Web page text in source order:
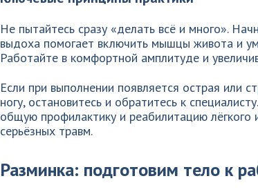
Не пытайтесь сразу «делать всё и много».
выдоха помогает включить мышцы живота и
Работайте в комфортной амплитуде и
Если при выполнении появляется острая или
ногу, остановитесь и обратитесь к
общую профилактику и реабилитацию лёгкого
серьёзных травм.
Разминка: подготовим тело к